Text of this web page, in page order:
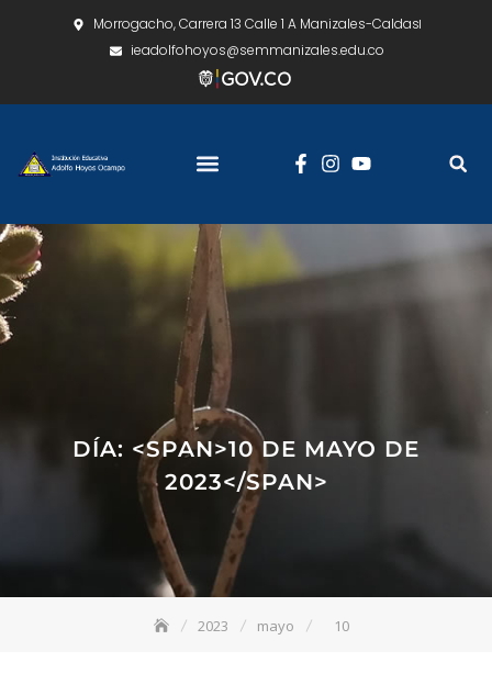
Morrogacho, Carrera 13 Calle 1 A Manizales-Caldas
ieadolfohoyos@semmanizales.edu.co
DÍA: <SPAN>10 DE MAYO DE
2023</SPAN>
2023 mayo 10